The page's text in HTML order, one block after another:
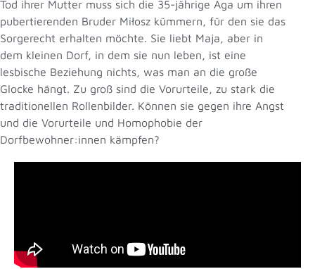
Tod ihrer Mutter muss sich die 35-jährige Aga um ihren
pubertierenden Bruder Miłosz kümmern, für den sie das
Sorgerecht erhalten möchte. Sie liebt Maja, aber in
dem kleinen Dorf, in dem sie nun leben, ist eine
lesbische Beziehung nichts, was man an die große
Glocke hängt. Zu groß sind die Vorurteile, zu stark die
traditionellen Rollenbilder. Können sie gegen ihre Angst
und die Vorurteile und Homophobie der
Dorfbewohner:innen kämpfen?